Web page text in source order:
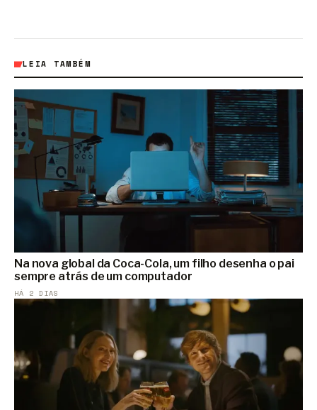
LEIA TAMBÉM
Na nova global da Coca-Cola, um filho desenha o pai
sempre atrás de um computador
HÁ 2 DIAS